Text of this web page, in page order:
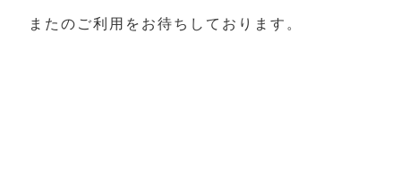
またのご利用をお待ちしております。